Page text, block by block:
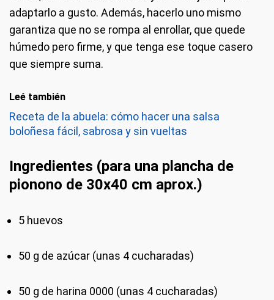
adaptarlo a gusto. Además, hacerlo uno mismo
garantiza que no se rompa al enrollar, que quede
húmedo pero firme, y que tenga ese toque casero
que siempre suma.
Leé también
Receta de la abuela: cómo hacer una salsa
boloñesa fácil, sabrosa y sin vueltas
Ingredientes (para una plancha de
pionono de 30x40 cm aprox.)
5 huevos
50 g de azúcar (unas 4 cucharadas)
50 g de harina 0000 (unas 4 cucharadas)